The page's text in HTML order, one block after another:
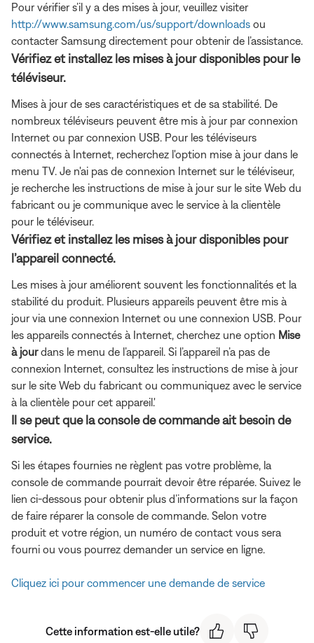
Pour vérifier s’il y a des mises à jour, veuillez visiter
http://www.samsung.com/us/support/downloads ou
contacter Samsung directement pour obtenir de l’assistance.
Vérifiez et installez les mises à jour disponibles pour le
téléviseur.
Mises à jour de ses caractéristiques et de sa stabilité. De
nombreux téléviseurs peuvent être mis à jour par connexion
Internet ou par connexion USB. Pour les téléviseurs
connectés à Internet, recherchez l'option mise à jour dans le
menu TV. Je n'ai pas de connexion Internet sur le téléviseur,
je recherche les instructions de mise à jour sur le site Web du
fabricant ou je communique avec le service à la clientèle
pour le téléviseur.
Vérifiez et installez les mises à jour disponibles pour
l’appareil connecté.
Les mises à jour améliorent souvent les fonctionnalités et la
stabilité du produit. Plusieurs appareils peuvent être mis à
jour via une connexion Internet ou une connexion USB. Pour
les appareils connectés à Internet, cherchez une option Mise
à jourdans le menu de l’appareil. Si l’appareil n’a pas de
connexion Internet, consultez les instructions de mise à jour
sur le site Web du fabricant ou communiquez avec le service
à la clientèle pour cet appareil.'
Il se peut que la console de commande ait besoin de
service.
Si les étapes fournies ne règlent pas votre problème, la
console de commande pourrait devoir être réparée. Suivez le
lien ci-dessous pour obtenir plus d’informations sur la façon
de faire réparer la console de commande. Selon votre
produit et votre région, un numéro de contact vous sera
fourni ou vous pourrez demander un service en ligne.
Cliquez ici pour commencer une demande de service
Cette information est-elle utile?